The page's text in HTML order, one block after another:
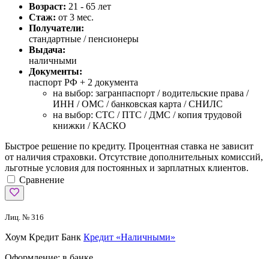
Возраст: 21 - 65 лет
Стаж: от 3 мес.
Получатели:
стандартные / пенсионеры
Выдача:
наличными
Документы:
паспорт РФ + 2 документа
на выбор: загранпаспорт / водительские права /
ИНН / ОМС / банковская карта / СНИЛС
на выбор: СТС / ПТС / ДМС / копия трудовой
книжки / КАСКО
Быстрое решение по кредиту. Процентная ставка не зависит
от наличия страховки. Отсутствие дополнительных комиссий,
льготные условия для постоянных и зарплатных клиентов.
Сравнение
Лиц. № 316
Хоум Кредит Банк Кредит «Наличными»